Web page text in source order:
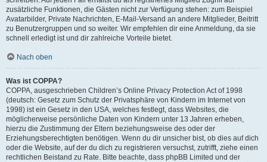
zusätzliche Funktionen, die Gästen nicht zur Verfügung stehen: zum Beispiel
Avatarbilder, Private Nachrichten, E-Mail-Versand an andere Mitglieder, Beitritt
zu Benutzergruppen und so weiter. Wir empfehlen dir eine Anmeldung, da sie
schnell erledigt ist und dir zahlreiche Vorteile bietet.
Nach oben
Was ist COPPA?
COPPA, ausgeschrieben Children’s Online Privacy Protection Act of 1998
(deutsch: Gesetz zum Schutz der Privatsphäre von Kindern im Internet von
1998) ist ein Gesetz in den USA, welches festlegt, dass Websites, die
möglicherweise persönliche Daten von Kindern unter 13 Jahren erheben,
hierzu die Zustimmung der Eltern beziehungsweise des oder der
Erziehungsberechtigten benötigen. Wenn du dir unsicher bist, ob dies auf dich
oder die Website, auf der du dich zu registrieren versuchst, zutrifft, ziehe einen
rechtlichen Beistand zu Rate. Bitte beachte, dass phpBB Limited und der